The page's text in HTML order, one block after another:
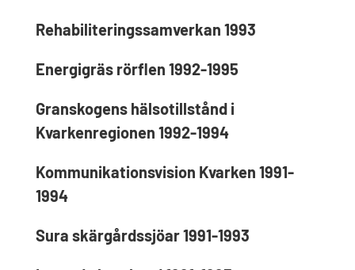
Rehabiliteringssamverkan 1993
Energigräs rörflen 1992-1995
Granskogens hälsotillstånd i
Kvarkenregionen 1992-1994
Kommunikationsvision Kvarken 1991-
1994
Sura skärgårdssjöar 1991-1993